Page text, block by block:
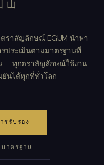
山
ราสัญลักษณ์ EGUM นำพา
ประเมินตามมาตรฐานที่
— ทุกตราสัญลักษณ์ใช้งาน
ยันได้ทุกที่ทั่วโลก
รรับรอง
มาตรฐาน